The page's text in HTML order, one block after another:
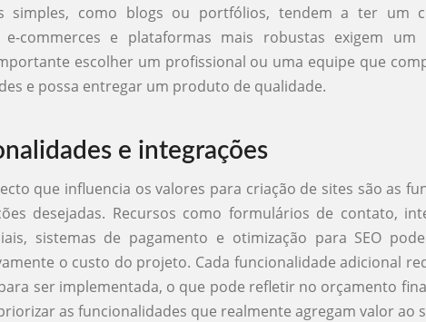
simples, como blogs ou portfólios, tendem a ter um
e-commerces e plataformas mais robustas exigem um
escolher um profissional ou uma equipe que
e possa entregar um produto de qualidade.
e integrações
que influencia os valores para criação de sites são as
desejadas. Recursos como formulários de contato,
sistemas de pagamento e otimização para SEO
o custo do projeto. Cada funcionalidade adicional
ser implementada, o que pode refletir no orçamento
as funcionalidades que realmente agregam valor ao